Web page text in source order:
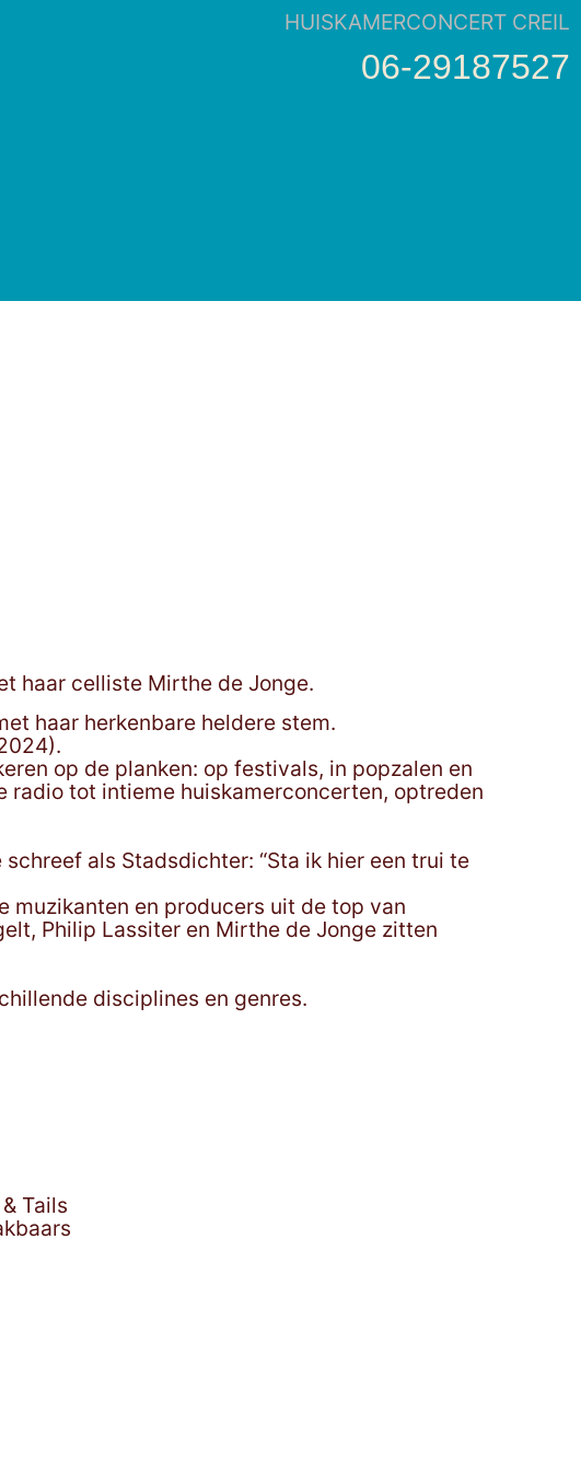
HUISKAMERCONCERT CREIL
06-29187527
haar celliste Mirthe de Jonge.
haar herkenbare heldere stem.
op de planken: op festivals, in popzalen en
radio tot intieme huiskamerconcerten, optreden
als Stadsdichter: “Sta ik hier een trui te
muzikanten en producers uit de top van
Philip Lassiter en Mirthe de Jonge zitten
disciplines en genres.
Tails